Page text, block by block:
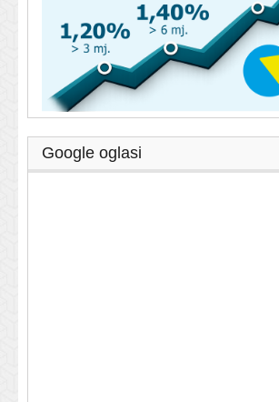
Google oglasi